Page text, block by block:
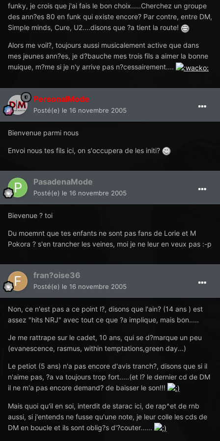
funky, je crois que j'ai fais le bon choix.....Cherchez un groupe
des ann?es 80 en funk qui existe encore? Par contre, entre DM,
Simple minds, Cure, U2....disons que ?a tient la route!
Alors me voil?, toujours aussi musicalement active que dans
mes jeunes ann?es, je d?bauche mes trois fils a aimer la bonne
muique, m?me si je n'y arrive pas n?cessairement....
PersonalMode
Posté(e) le 16 novembre 2005
Bienvenue parmi nous
Envoi nous tes fils ici, on s'occupera de les initi?
PasadenaMode
Posté(e) le 16 novembre 2005
Bievenue ? toi
Du moemnt que tes enfants ne sont pas fans de Lorie et M
Pokora ? s'en trancher les veines, moi je ne leur en veux pas :-p
fran?oise36
Posté(e) le 16 novembre 2005
Non, ce n'est pas a ce point l?, disons que l'ain? (14 ans ) est
assez "hits NRJ" avec tout ce que ?a implique, mais bon.....
Je me rattrape sur le cadet, 10 ans, qui se d?marque un peu
(evanescence, rasmus, within temptations,green day...)
Le petiot (5 ans) n'a pas encore d'avis tranch?, disons que si il
n'aime pas, ?a va toujours trop fort.....(et l? le dernier cd de DM
il ne m'a pas encore demand? de baisser le son!!!
Mais quoi qu'il en soi, interdit de starac ici, de rap^et de rnb
aussi, si j'entends ne fusse qu'une note, je leur colle les cds de
DM en boucle et ils sont oblig?s d'?couter......